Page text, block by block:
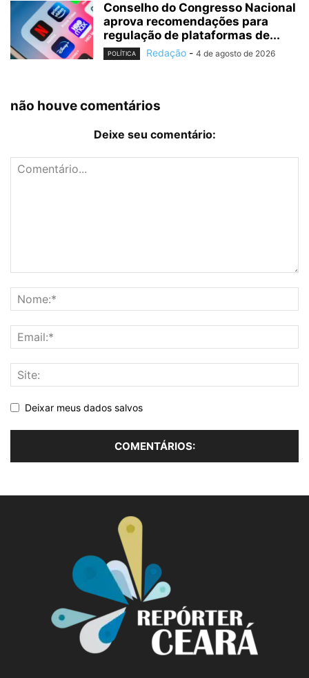
Conselho do Congresso Nacional
aprova recomendações para
regulação de plataformas de...
POLÍTICA Redação - 4 de agosto de 2026
não houve comentários
Deixe seu comentário:
Deixar meus dados salvos